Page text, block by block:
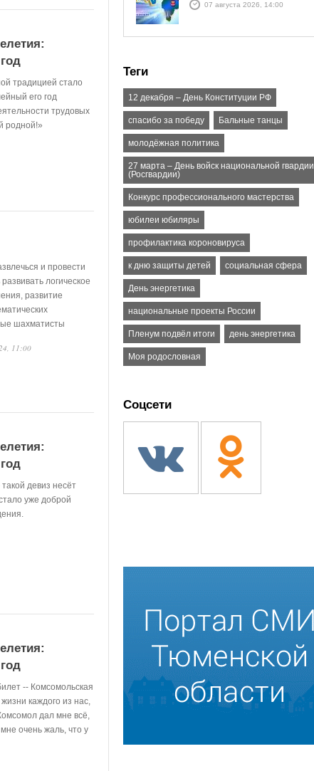
традицией стало
его год
трудовых
родной!»
и провести
логическое
развитие
шахматисты
11:00
девиз несёт
уже доброй
-- Комсомольская
каждого из нас,
дал мне всё,
очень жаль, что у
07 августа 2026, 14:00
Теги
12 декабря – День Конституции РФ
спасибо за победу Бальные танцы
молодёжная политика
27 марта – День войск национальной гвардии
(Росгвардии)
Конкурс профессионального мастерства
юбилеи юбиляры
профилактика короновируса
к дню защиты детей социальная сфера
День энергетика
национальные проекты России
Пленум подвёл итоги день энергетика
Моя родословная
Соцсети